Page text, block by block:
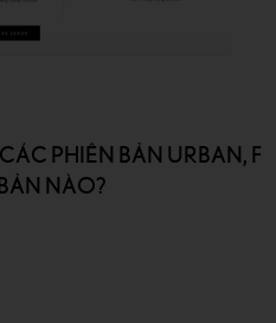
PHIÊN BẢN URBAN, F
NÀO?